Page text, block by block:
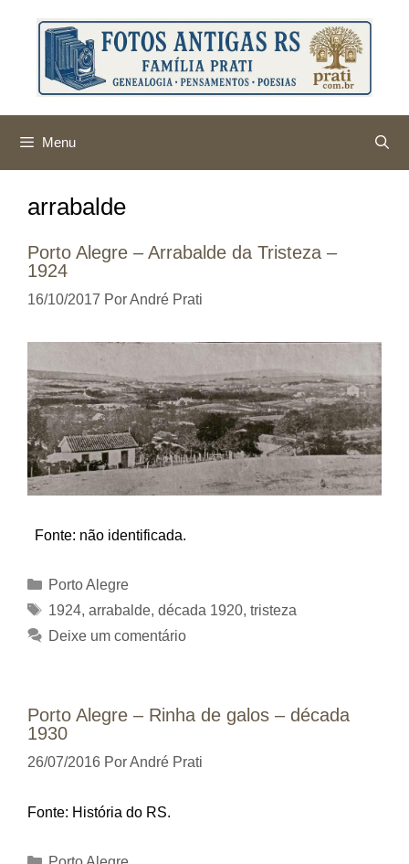
conteúdo
Menu
arrabalde
Porto Alegre – Arrabalde da Tristeza –
1924
16/10/2017 PorAndré Prati
Fonte: não identificada.
Categorias
Porto Alegre
Tags
1924, arrabalde, década 1920, tristeza
Deixe um comentário
Porto Alegre – Rinha de galos – década
1930
26/07/2016 PorAndré Prati
Fonte: História do RS.
Categorias